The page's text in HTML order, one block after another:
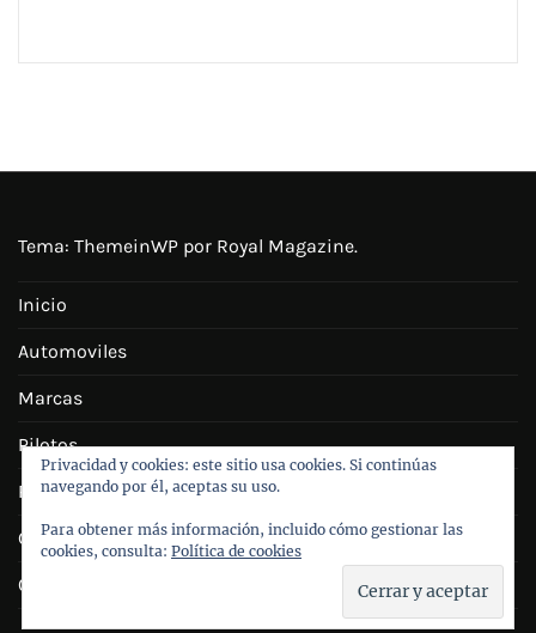
Privacidad y cookies: este sitio usa cookies. Si continúas
navegando por él, aceptas su uso.
Para obtener más información, incluido cómo gestionar las
cookies, consulta: Política de cookies
Tema: ThemeinWP por Royal Magazine.
Inicio
Automoviles
Marcas
Pilotos
Personajes
Galeria
Contacto